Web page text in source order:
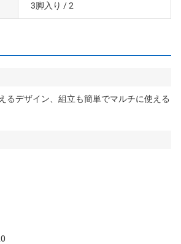
3脚入り / 2
るデザイン、組立も簡単でマルチに使える